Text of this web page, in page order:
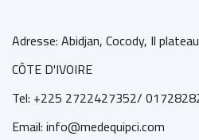
Adresse: Abidjan, Cocody, Il
CÔTE D'IVOIRE
Tel: +225 2722427352/
Email: info@medequipci.com